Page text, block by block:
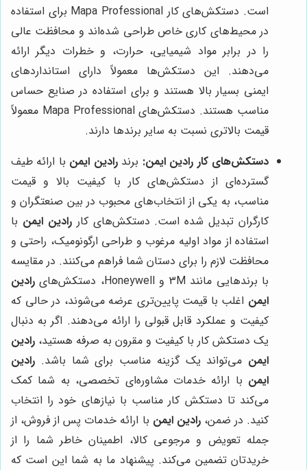
است. دستکش‌های کار Mapa Professional برای استفاده
در محیط‌های کاری خاص طراحی شده‌اند و محافظت عالی
را در برابر مواد شیمیایی، حرارت، و خطرات دیگر ارائه
می‌دهند. این دستکش‌ها معمولاً دارای استانداردهای
ایمنی بسیار بالا هستند و برای استفاده در صنایع حساس
مناسب هستند. دستکش‌های Mapa Professional معمولاً
قیمت بالاتری نسبت به سایر برندها دارند.
دستکش‌های کار رادین ایمن: برندرادین ایمن با ارائه طیف
گسترده‌ای از دستکش‌های کار با کیفیت بالا و قیمت
مناسب، به یکی از انتخاب‌های محبوب در بین صنعتگران و
کارگران تبدیل شده است. دستکش‌های کاررادین ایمن با
استفاده از مواد اولیه مرغوب و طراحی ارگونومیک، راحتی و
محافظت لازم را برای دستان شما فراهم می‌کنند. در مقایسه
با برندهایی مانند 3M و Honeywell، دستکش‌های
رادین
ایمن اغلب با قیمت پایین‌تری عرضه می‌شوند، در حالی که
کیفیت و عملکرد قابل قبولی را ارائه می‌دهند. اگر به دنبال
یک دستکش کار با کیفیت و مقرون به صرفه هستید، رادین
ایمن می‌تواند یک گزینه مناسب برای شما باشد. رادین
ایمن با ارائه خدمات مشاوره‌ای تخصصی، به شما کمک
می‌کند تا دستکش کار مناسب با نیازهای خود را انتخاب
کنید. در ضمن،رادین ایمن با ارائه خدمات پس از فروش، از
جمله تعویض و مرجوعی کالا، اطمینان خاطر شما را از
خریدتان تضمین می‌کند. پیشنهاد ما به شما این است که